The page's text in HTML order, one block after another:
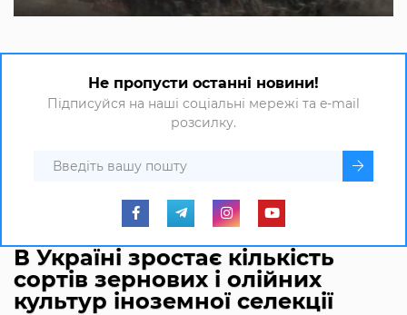
Не пропусти останні новини!
Підписуйся на наші соціальні мережі та e-mail
розсилку.
В Україні зростає кількість
сортів зернових і олійних
культур іноземної селекції